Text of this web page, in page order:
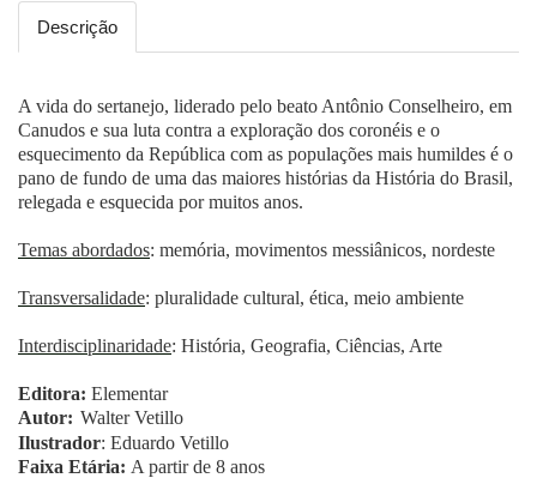
Descrição
A vida do sertanejo, liderado pelo beato Antônio Conselheiro, em
Canudos e sua luta contra a exploração dos coronéis e o
esquecimento da República com as populações mais humildes é o
pano de fundo de uma das maiores histórias da História do Brasil,
relegada e esquecida por muitos anos.
Temas abordados: memória, movimentos messiânicos, nordeste
Transversalidade: pluralidade cultural, ética, meio ambiente
Interdisciplinaridade: História, Geografia, Ciências, Arte
Editora: Elementar
Autor: Walter Vetillo
Ilustrador: Eduardo Vetillo
Faixa Etária: A partir de 8 anos